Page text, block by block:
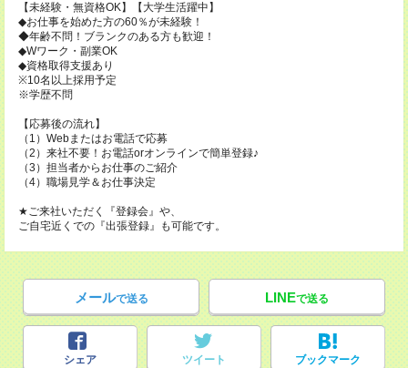
【未経験・無資格OK】【大学生活躍中】
◆お仕事を始めた方の60％が未経験！
◆年齢不問！ブランクのある方も歓迎！
◆Wワーク・副業OK
◆資格取得支援あり
※10名以上採用予定
※学歴不問
【応募後の流れ】
（1）Webまたはお電話で応募
（2）来社不要！お電話orオンラインで簡単登録♪
（3）担当者からお仕事のご紹介
（4）職場見学＆お仕事決定
★ご来社いただく『登録会』や、
ご自宅近くでの『出張登録』も可能です。
メールで送る LINEで送る
シェア ツイート ブックマーク